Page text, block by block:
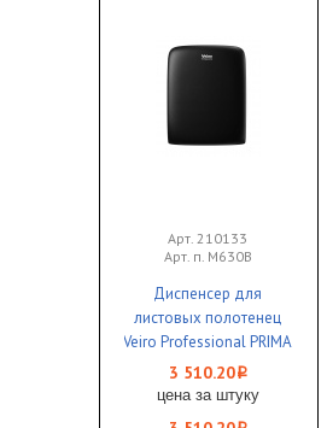
Арт. 210133
Арт. п. M630B
Диспенсер для
листовых полотенец
Veiro Professional PRIMA
Future Z, V, W пластик
черный
3 510.20i
цена за штуку